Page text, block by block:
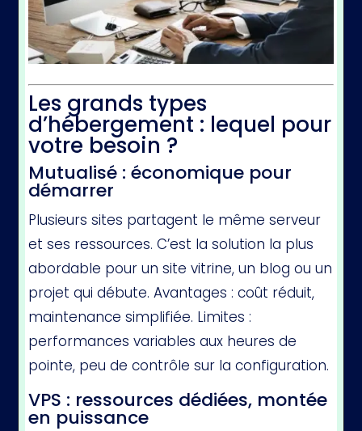
Les grands types
d’hébergement : lequel pour
votre besoin ?
Mutualisé : économique pour
démarrer
Plusieurs sites partagent le même serveur
et ses ressources. C’est la solution la plus
abordable pour un site vitrine, un blog ou un
projet qui débute. Avantages : coût réduit,
maintenance simplifiée. Limites :
performances variables aux heures de
pointe, peu de contrôle sur la configuration.
VPS : ressources dédiées, montée
en puissance